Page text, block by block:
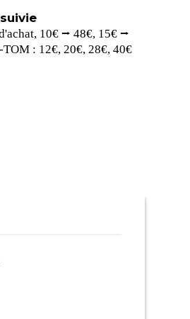
10€ ⭢ 48€, 15€ ⭢
: 12€, 20€, 28€, 40€